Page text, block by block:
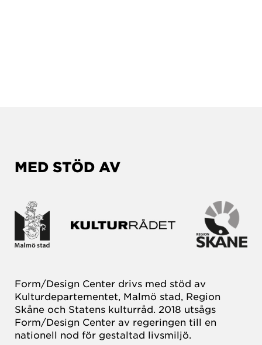
MED STÖD AV
Form/Design Center drivs med stöd av
Kulturdepartementet, Malmö stad, Region
Skåne och Statens kulturråd. 2018 utsågs
Form/Design Center av regeringen till en
nationell nod för gestaltad livsmiljö.